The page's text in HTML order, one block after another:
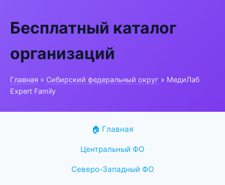
Бесплатный каталог
организаций
Главная » Сибирский федеральный округ » МедиЛаб
Expert Family
🏠 Главная
Центральный ФО
Северо-Западный ФО